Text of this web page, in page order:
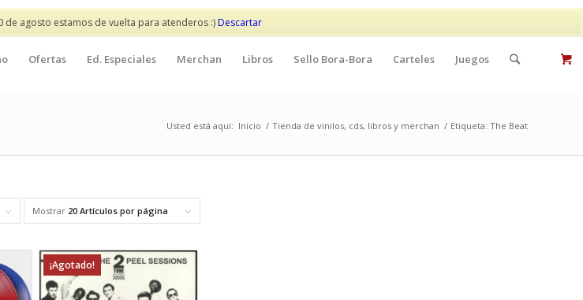
de agosto estamos de vuelta para atenderos :)Descartar
Mi cuenta Contacto
Ofertas Ed. Especiales Merchan Libros Sello Bora-Bora Carteles Juegos
Usted está aquí: Inicio / Tienda de vinilos, cds, libros y merchan / Etiqueta: The Beat
Mostrar 20 Artículos por página
¡Agotado!